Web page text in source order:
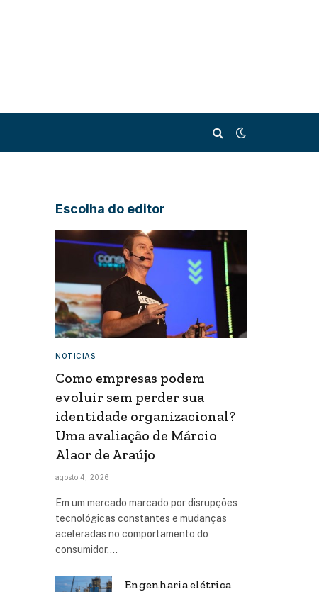
Escolha do editor
NOTÍCIAS
Como empresas podem
evoluir sem perder sua
identidade organizacional?
Uma avaliação de Márcio
Alaor de Araújo
agosto 4, 2026
Em um mercado marcado por disrupções
tecnológicas constantes e mudanças
aceleradas no comportamento do
consumidor,…
Engenharia elétrica